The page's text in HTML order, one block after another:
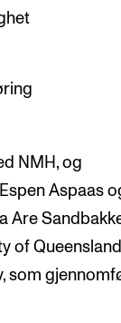
NMH, og
Aspaas
Are
of
som